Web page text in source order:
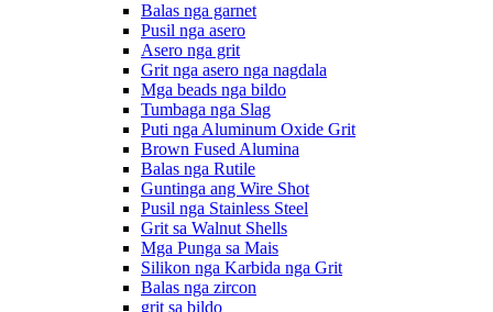
Balas nga garnet
Pusil nga asero
Asero nga grit
Grit nga asero nga nagdala
Mga beads nga bildo
Tumbaga nga Slag
Puti nga Aluminum Oxide Grit
Brown Fused Alumina
Balas nga Rutile
Guntinga ang Wire Shot
Pusil nga Stainless Steel
Grit sa Walnut Shells
Mga Punga sa Mais
Silikon nga Karbida nga Grit
Balas nga zircon
grit sa bildo